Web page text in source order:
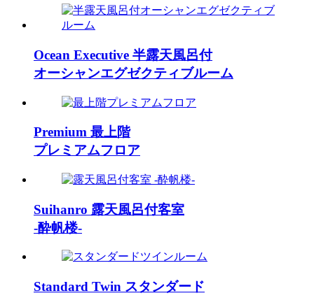
Ocean Executive 半露天風呂付
オーシャンエグゼクティブルーム
Premium 最上階
プレミアムフロア
Suihanro 露天風呂付客室
-酔帆楼-
Standard Twin スタンダード